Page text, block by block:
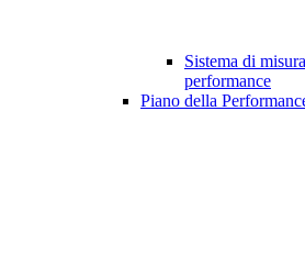
Sistema di
performance
Piano della